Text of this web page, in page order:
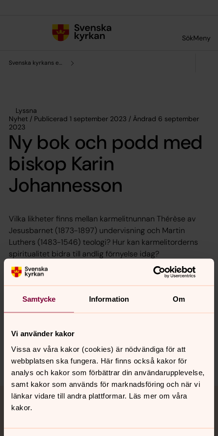
Samtycke Information Om
Vi använder kakor
Vissa av våra kakor (cookies) är nödvändiga för att
webbplatsen ska fungera. Här finns också kakor för
analys och kakor som förbättrar din användarupplevelse,
samt kakor som används för marknadsföring och när vi
länkar vidare till andra plattformar. Läs mer om våra
kakor.
SökMeny
Svenska kyrkans enhet för forskning och analys
Lyssna
Nyhet / Publicerad 1 september 2023 / Ändrad 6 september
2023
Ny bok och podd med
biskop Karin
Johannesson
Vilka likheter finns mellan karmelitnunnan Thérèse av
Jesusbarnet (1873-1897) undervisning och Martin
Luthers (1483-1546) teologi? Hur kan karmelitorderns
spiritualitet bidra till andlig förnyelse idag?
Läs mer om boken ”Thérèse and Martin. Carmel and the
Reformation in a New Light” som nu kommit ut på
engelska
här. här på Teologi i tiden där Karin
berättar om boken.
Dela
Tillbaka till toppen
Tillbaka till innehållet
Jourhavande präst
Akut samtals- och krisstöd. Prata eller chatta anonymt